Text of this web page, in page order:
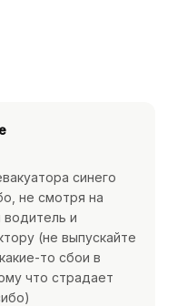
синего
не смотря на
и
(не выпускайте
то сбои в
что страдает